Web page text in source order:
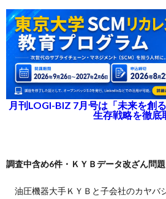
月刊LOGI-BIZ 7月号は「未来を創
生存戦略を徹底
調査中含め6件・ＫＹＢデータ改ざん問題
油圧機器大手ＫＹＢと子会社のカヤバ